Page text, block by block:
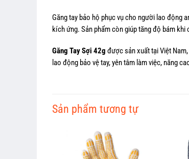
Găng tay bảo hộ phục vụ cho người lao động
kích ứng. Sản phẩm còn giúp tăng độ bám khi
Găng Tay Sợi 42g được sản xuất tại Việt
lao động bảo vệ tay, yên tâm làm việc, năng
Sản phẩm tương tự